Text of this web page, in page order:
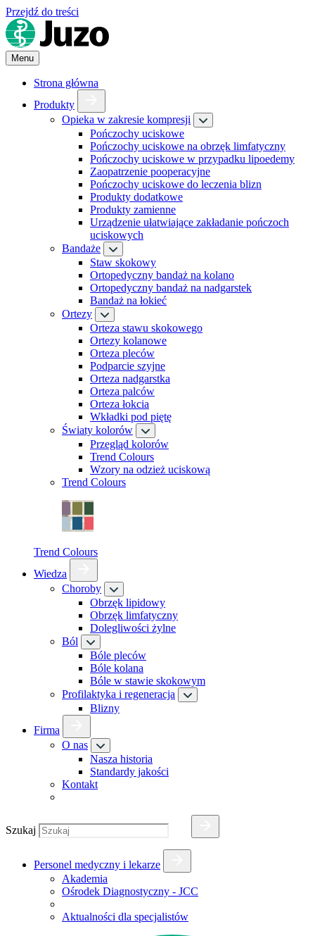
Przejdź do treści
Menu
Strona główna
Produkty
Opieka w zakresie kompresji
Pończochy uciskowe
Pończochy uciskowe na obrzęk limfatyczny
Pończochy uciskowe w przypadku lipoedemy
Zaopatrzenie pooperacyjne
Pończochy uciskowe do leczenia blizn
Produkty dodatkowe
Produkty zamienne
Urządzenie ułatwiające zakładanie pończoch
uciskowych
Bandaże
Staw skokowy
Ortopedyczny bandaż na kolano
Ortopedyczny bandaż na nadgarstek
Bandaż na łokieć
Ortezy
Orteza stawu skokowego
Ortezy kolanowe
Orteza pleców
Podparcie szyjne
Orteza nadgarstka
Orteza palców
Orteza łokcia
Wkładki pod piętę
Światy kolorów
Przegląd kolorów
Trend Colours
Wzory na odzież uciskową
Trend Colours
Trend Colours
Wiedza
Choroby
Obrzęk lipidowy
Obrzęk limfatyczny
Dolegliwości żylne
Ból
Bóle pleców
Bóle kolana
Bóle w stawie skokowym
Profilaktyka i regeneracja
Blizny
Firma
O nas
Nasza historia
Standardy jakości
Kontakt
Szukaj
Personel medyczny i lekarze
Akademia
Ośrodek Diagnostyczny - JCC
Aktualności dla specjalistów